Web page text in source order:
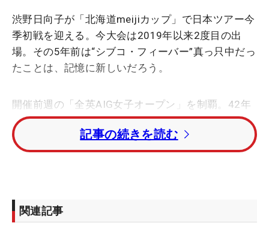
渋野日向子が「北海道meijiカップ」で日本ツアー今
季初戦を迎える。今大会は2019年以来2度目の出
場。その5年前は“シブコ・フィーバー”真っ只中だっ
たことは、記憶に新しいだろう。
開催前週の「全英AIG女子オープン」を制覇。42年
ぶりに誕生した女子メジャーチャンピオンが“凱旋出
場”するとなれば、大フィーバーになることは当然だ
った。全英を終えて帰国すると、分刻みのスケジュ
まり変わりません」と話すほど。50社近い報道陣が
集結し、混乱を避けるために規制も行われた。
記事の続きを読む
関連記事